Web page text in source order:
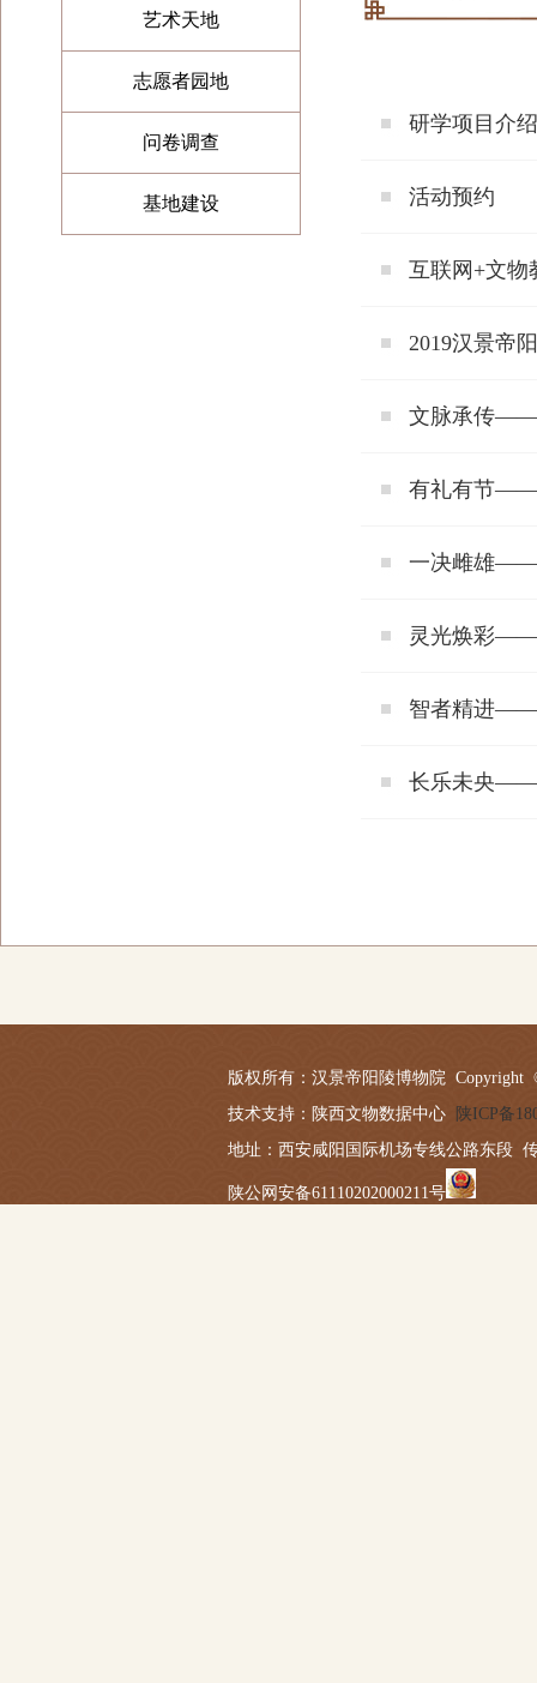
艺术天地
志愿者园地
问卷调查
基地建设
研学项目介绍
活动预约
互联网+文物
2019汉景帝
文脉承传
有礼有节——
一决雌雄——
灵光焕彩
智者精进——
长乐未央——
版权所有：汉景帝阳陵博物院 Copyright
技术支持：陕西文物数据中心 陕ICP备
地址：西安咸阳国际机场专线公路东段
陕公网安备61110202000211号